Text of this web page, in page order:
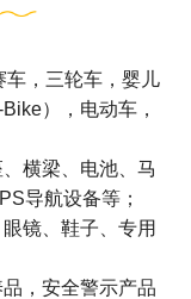
车，三轮车，婴儿
），电动车，
横梁、电池、马
导航设备等；
镜、鞋子、专用
，安全警示产品